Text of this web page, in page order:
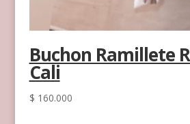
Buchon Ramillete
Cali
$ 160.000